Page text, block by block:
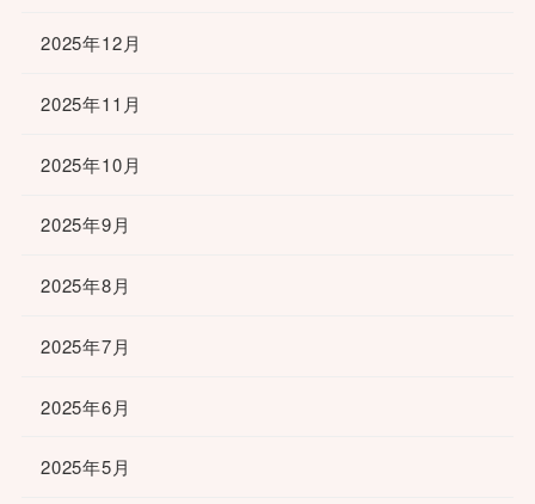
2025年12月
2025年11月
2025年10月
2025年9月
2025年8月
2025年7月
2025年6月
2025年5月